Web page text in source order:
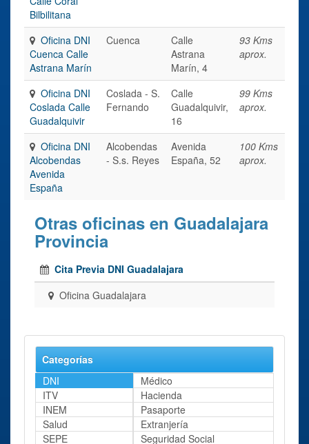
Bilbilitana
Oficina DNI
Cuenca Calle
Astrana Marín
Cuenca
Calle
Astrana
Marín, 4
93 Kms
aprox.
Oficina DNI
Coslada Calle
Guadalquivir
Coslada - S.
Fernando
Calle
Guadalquivir,
16
99 Kms
aprox.
Oficina DNI
Alcobendas
Avenida
España
Alcobendas
- S.s. Reyes
Avenida
España, 52
100 Kms
aprox.
Otras oficinas en Guadalajara
Provincia
Cita Previa DNI Guadalajara
Oficina Guadalajara
Categorías
DNI
Médico
ITV
Hacienda
INEM
Pasaporte
Salud
Extranjería
SEPE
Seguridad Social